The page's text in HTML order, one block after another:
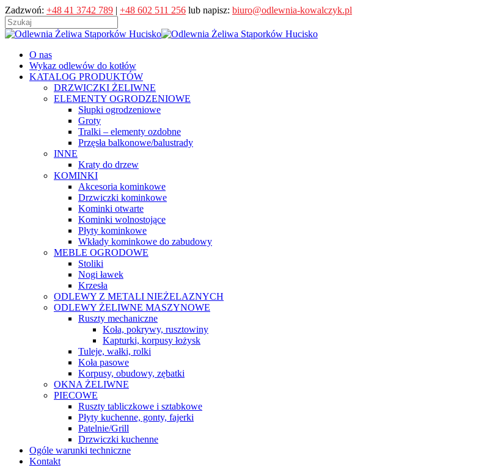
Skip
to
main
Zadzwoń: +48 41 3742 789 | +48 602 511 256 lub napisz: biuro@odlewnia-kowalczyk.pl
Close
search
Menu
O nas
Wykaz odlewów do kotłów
KATALOG PRODUKTÓW
DRZWICZKI ŻELIWNE
ELEMENTY OGRODZENIOWE
Słupki ogrodzeniowe
Groty
Tralki – elementy ozdobne
Przęsła balkonowe/balustrady
INNE
Kraty do drzew
KOMINKI
Akcesoria kominkowe
Drzwiczki kominkowe
Kominki otwarte
Kominki wolnostojące
Płyty kominkowe
Wkłady kominkowe do zabudowy
MEBLE OGRODOWE
Stoliki
Nogi ławek
Krzesła
ODLEWY Z METALI NIEŻELAZNYCH
ODLEWY ŻELIWNE MASZYNOWE
Ruszty mechaniczne
Koła, pokrywy, rusztowiny
Kapturki, korpusy łożysk
Tuleje, wałki, rolki
Koła pasowe
Korpusy, obudowy, zębatki
OKNA ŻELIWNE
PIECOWE
Ruszty tabliczkowe i sztabkowe
Płyty kuchenne, gonty, fajerki
Patelnie/Grill
Drzwiczki kuchenne
Ogóle warunki techniczne
Kontakt